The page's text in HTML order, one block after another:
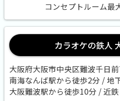
コンセプトルーム最
カラオケの鉄人
大阪府大阪市中央区難波千日前
南海なんば駅から徒歩2分 / 地
大阪難波駅から徒歩10分 / 近